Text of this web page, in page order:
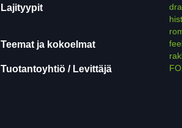
Lajityypit
Teemat ja kokoelmat
Tuotantoyhtiö / Levittäjä